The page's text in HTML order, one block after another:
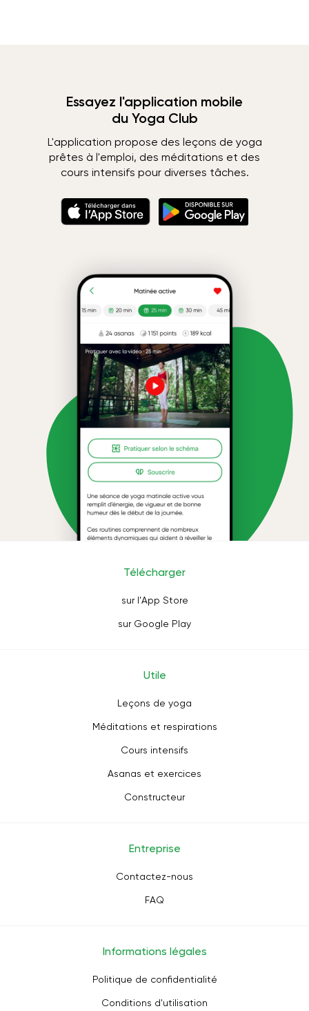
Essayez l'application mobile
du Yoga Club
L'application propose des leçons de yoga
prêtes à l'emploi, des méditations et des
cours intensifs pour diverses tâches.
Télécharger
sur l'App Store
sur Google Play
Utile
Leçons de yoga
Méditations et respirations
Cours intensifs
Asanas et exercices
Constructeur
Entreprise
Contactez-nous
FAQ
Informations légales
Politique de confidentialité
Conditions d'utilisation